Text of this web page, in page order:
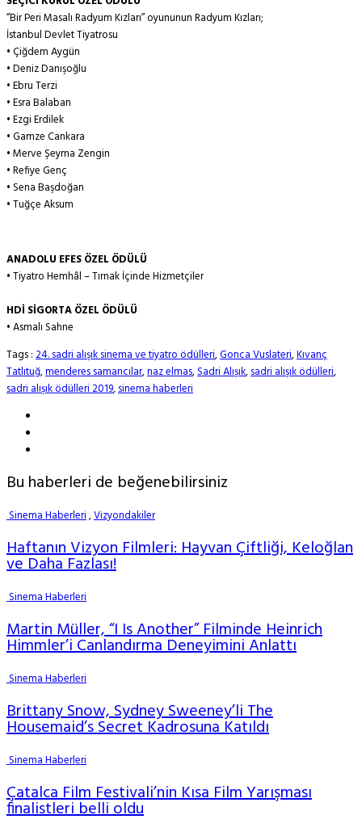
‘’Bir Peri Masalı Radyum Kızları’’ oyununun Radyum Kızları;
İstanbul Devlet Tiyatrosu
• Çiğdem Aygün
• Deniz Danışoğlu
• Ebru Terzi
• Esra Balaban
• Ezgi Erdilek
• Gamze Cankara
• Merve Şeyma Zengin
• Refiye Genç
• Sena Başdoğan
• Tuğçe Aksum
ANADOLU EFES ÖZEL ÖDÜLÜ
• Tiyatro Hemhâl – Tırnak İçinde Hizmetçiler
HDİ SİGORTA ÖZEL ÖDÜLÜ
• Asmalı Sahne
Tags :24. sadri alışık sinema ve tiyatro ödülleri,Gonca Vuslateri,Kıvanç
Tatlıtuğ,menderes samancılar,naz elmas,Sadri Alışık,sadri alışık ödülleri,
sadri alışık ödülleri 2019,sinema haberleri
Bu haberleri de beğenebilirsiniz
Sinema Haberleri,Vizyondakiler
Haftanın Vizyon Filmleri: Hayvan Çiftliği, Keloğlan
ve Daha Fazlası!
Sinema Haberleri
Martin Müller, “I Is Another” Filminde Heinrich
Himmler’i Canlandırma Deneyimini Anlattı
Sinema Haberleri
Brittany Snow, Sydney Sweeney’li The
Housemaid’s Secret Kadrosuna Katıldı
Sinema Haberleri
Çatalca Film Festivali’nin Kısa Film Yarışması
finalistleri belli oldu